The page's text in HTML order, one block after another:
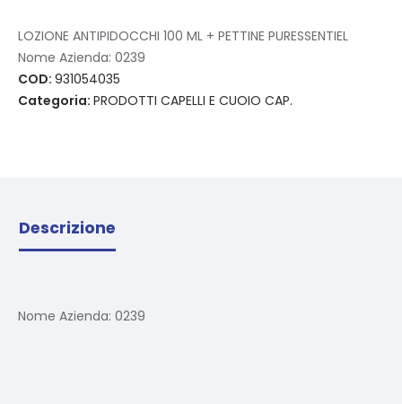
LOZIONE ANTIPIDOCCHI 100 ML + PETTINE PURESSENTIEL
Nome Azienda: 0239
COD: 931054035
Categoria: PRODOTTI CAPELLI E CUOIO CAP.
Descrizione
Nome Azienda: 0239